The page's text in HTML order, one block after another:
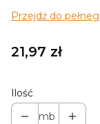
Przejdź do
Cena
21,97 zł
Ilość
mb